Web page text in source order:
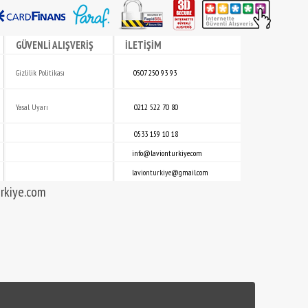
GÜVENLİ ALIŞVERİŞ İLETİŞİM
Gizlilik Politikası 0507 250 93 93
Yasal Uyarı 0212 522 70 80
0533 159 10 18
info@lavionturkiye.com
lavionturkiye@gmail.com